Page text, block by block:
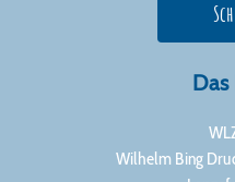
Das
Wilhelm Bing